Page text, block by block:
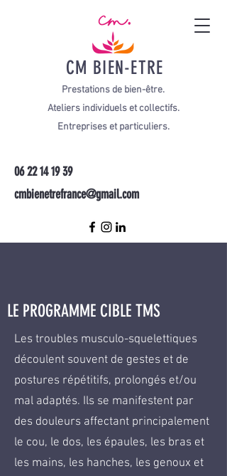
CM BIEN-ETRE
Prestations de bien-être.
Ateliers individuels et collectifs.
Entreprises et particuliers.
06 22 14 19 39
cmbienetrefrance@gmail.com
LE PROGRAMME CIBLE TMS
Les troubles musculo-squelettiques
découlent souvent de gestes et de
postures répétitifs, prolongés et/ou
mal adaptés. Ils se manifestent par
des douleurs affectant principalement
le cou, le dos, les épaules, les bras et
les mains, les hanches, les genoux et